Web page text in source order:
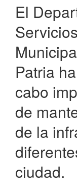
la
Patria
El
Patria
cabo
de
de la
ciudad.